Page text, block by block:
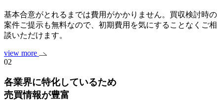
基本合意がとれるまでは費用がかかりません。買収検討時の
案件ご提示も無料なので、初期費用を気にすることなくご相
談いただけます。
view more
02
各業界に特化しているため
売買情報が豊富